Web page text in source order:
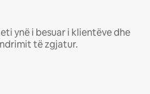
ynë i besuar i klientëve dhe
të zgjatur.